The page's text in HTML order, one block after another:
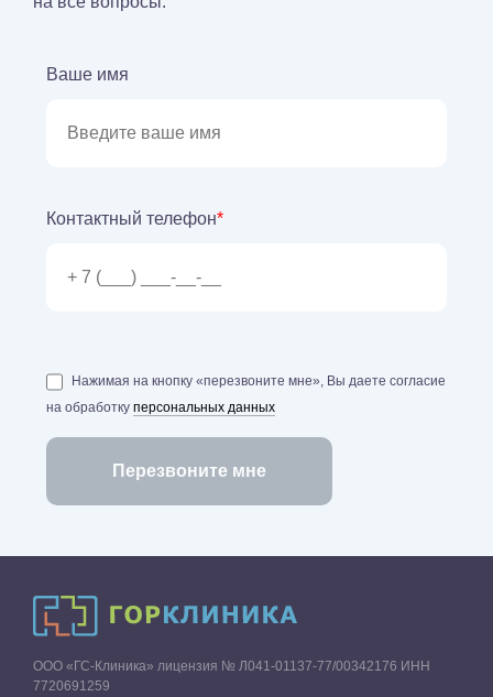
Ваше имя
Контактный телефон*
Нажимая на кнопку «перезвоните мне», Вы даете согласие
на обработку персональных данных
ООО «ГС-Клиника» лицензия № Л041-01137-77/00342176 ИНН
7720691259